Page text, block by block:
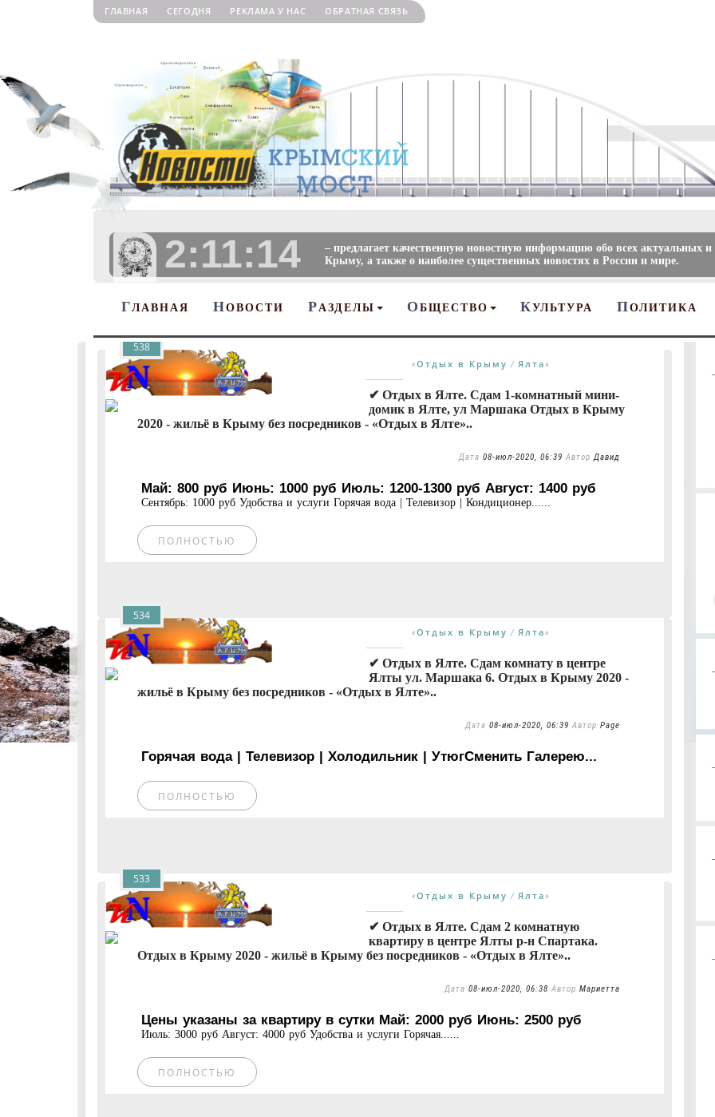
ГЛАВНАЯ СЕГОДНЯ РЕКЛАМА У НАС ОБРАТНАЯ СВЯЗЬ
2:11:15
– предлагает качественную новостную информацию обо всех актуальных
Крыму, а также о наиболее существенных новостях в России и мире.
ГЛАВНАЯ НОВОСТИ Р АЗДЕЛЫ О БЩЕСТВО КУЛЬТУРА ПОЛИТИКА
«Отдых в Крыму / Ялта»
✔ Отдых в Ялте. Сдам 1-комнатный мини-
домик в Ялте, ул Маршака Отдых в Крыму
2020 - жильё в Крыму без посредников - «Отдых в Ялте»..
Дата 08-июл-2020, 06:39 АвторДавид
Май: 800 руб Июнь: 1000 руб Июль: 1200-1300 руб Август: 1400 руб
Сентябрь: 1000 руб Удобства и услуги Горячая вода | Телевизор | Кондиционер......
ПОЛНОСТЬЮ
538
«Отдых в Крыму / Ялта»
✔ Отдых в Ялте. Сдам комнату в центре
Ялты ул. Маршака 6. Отдых в Крыму 2020 -
жильё в Крыму без посредников - «Отдых в Ялте»..
Дата 08-июл-2020, 06:39 Автор Page
Горячая вода | Телевизор | Холодильник | УтюгСменить Галерею...
ПОЛНОСТЬЮ
534
«Отдых в Крыму / Ялта»
✔ Отдых в Ялте. Сдам 2 комнатную
квартиру в центре Ялты р-н Спартака.
Отдых в Крыму 2020 - жильё в Крыму без посредников - «Отдых в Ялте»..
Дата 08-июл-2020, 06:38 Автор Мариетта
Цены указаны за квартиру в сутки Май: 2000 руб Июнь: 2500 руб
Июль: 3000 руб Август: 4000 руб Удобства и услуги Горячая......
ПОЛНОСТЬЮ
533